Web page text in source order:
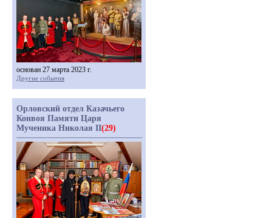
основан 27 марта 2023 г.
Другие события
Орловский отдел Казачьего
Конвоя Памяти Царя
Мученика Николая II(29)